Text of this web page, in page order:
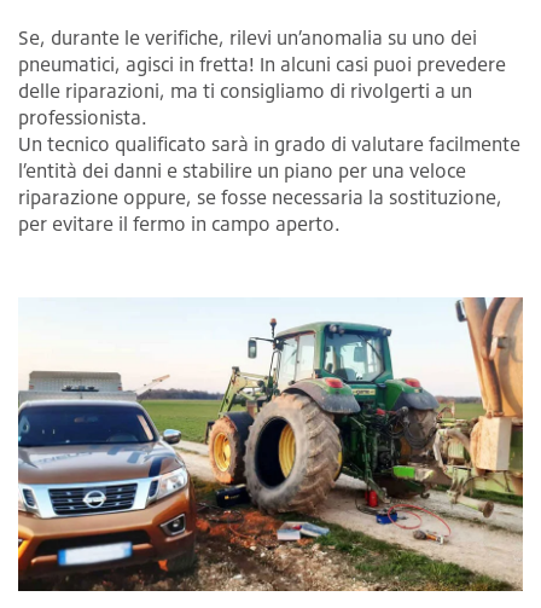
Se, durante le verifiche, rilevi un’anomalia su uno dei
pneumatici, agisci in fretta! In alcuni casi puoi prevedere
delle riparazioni, ma ti consigliamo di rivolgerti a un
professionista.
Un tecnico qualificato sarà in grado di valutare facilmente
l’entità dei danni e stabilire un piano per una veloce
riparazione oppure, se fosse necessaria la sostituzione,
per evitare il fermo in campo aperto.